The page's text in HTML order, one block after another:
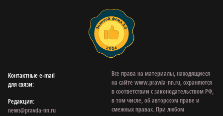
Контактные e‑mail
для связи:
Редакция:
news@pravda-nn.ru
Все права на материалы, находящиеся
на сайте www.pravda-nn.ru, охраняются
в соответствии с законодательством РФ,
в том числе, об авторском праве и
смежных правах. При любом